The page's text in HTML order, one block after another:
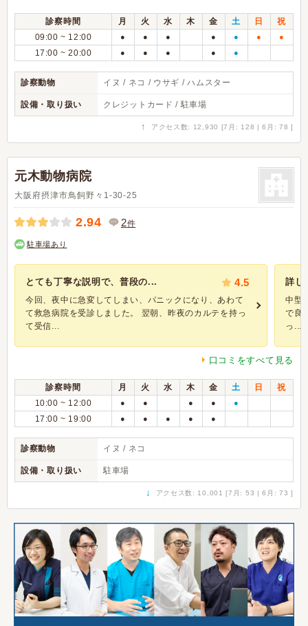
診察時間 月 火 水 木 金 土 日
祝
09:00 ~ 12:00
● ● ● ● ● ● ●
17:00 ~ 20:00 ● ● ● ● ●
診察動物 イヌ / ネコ / ウサギ / ハムスター
設備・取り扱い クレジットカード / 駐車場
↑ アクセス数: 12,930 [7月: 128 | 6月: 78 ]
元木動物病院
大阪府摂津市鳥飼野々1-30-25
2.94 2件
駐車場あり
とても丁寧な説明で、普段の... 4.5
今回、夜中に急変してしまい、パニックになり、あわて
て救急病院を受診しました。 翌朝、昨夜のカルテを持っ
て受信...
詳し
中型
で良
っ...
口コミをすべて見る
診察時間 月 火 水 木 金 土 日
祝
10:00 ~ 12:00
● ● ● ● ●
17:00 ~ 19:00 ● ● ● ● ●
診察動物 イヌ / ネコ
設備・取り扱い 駐車場
↓ アクセス数: 10,001 [7月: 53 | 6月: 73 ]